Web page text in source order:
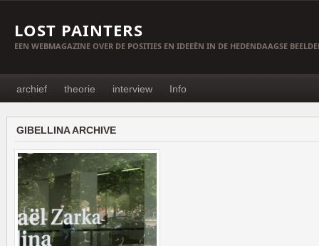
LOST PAINTERS
EEN WEBMAGAZINE OVER DE POSITIES EN IDEEËN IN DE HEDENDAAGSE
archief theorie interview Info
GIBELLINA ARCHIVE